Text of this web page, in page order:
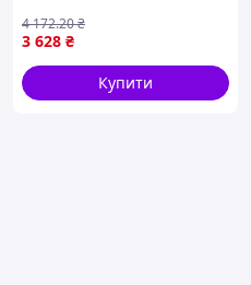
органайзер з колесами
стійкий эргономічний для
транспортування
інструментів
3 628 ₴
4 172.20₴
Купити